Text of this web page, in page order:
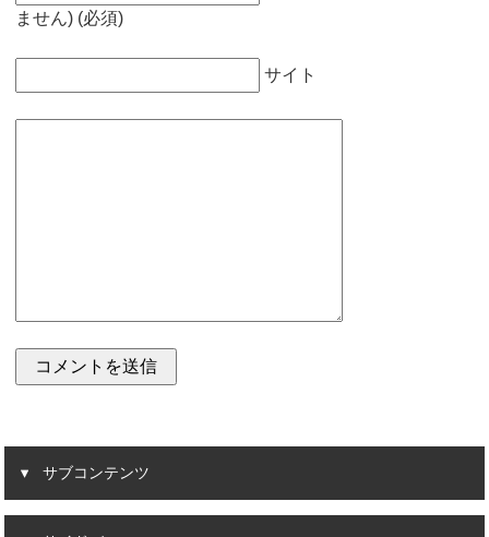
ません) (必須)
サイト
サブコンテンツ